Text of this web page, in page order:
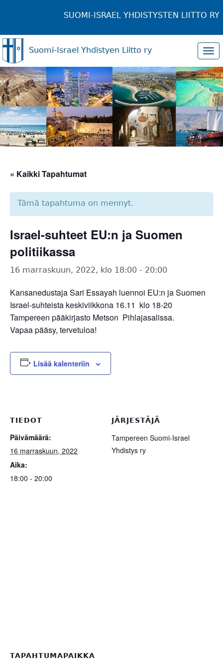
SUOMI-ISRAEL YHDISTYSTEN LIITTO RY
Suomi-Israel Yhdistyen Liitto ry
« Kaikki Tapahtumat
Tämä tapahtuma on mennyt.
Israel-suhteet EU:n ja Suomen
politiikassa
16 marraskuun, 2022, klo 18:00 - 20:00
Kansanedustaja Sari Essayah luennoi EU:n ja Suomen
Israel-suhteista keskiviikkona 16.11 klo 18-20
Tampereen pääkirjasto Metson Pihlajasalissa.
Vapaa pääsy, tervetuloa!
Lisää kalenteriin
TIEDOT
Päivämäärä:
16 marraskuun, 2022
Aika:
18:00 - 20:00
JÄRJESTÄJÄ
Tampereen Suomi-Israel
Yhdistys ry
TAPAHTUMAPAIKKA